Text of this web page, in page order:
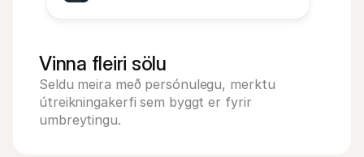
Vinna fleiri sölu
Seldu meira með persónulegu, merktu
útreikningakerfi sem byggt er fyrir
umbreytingu.